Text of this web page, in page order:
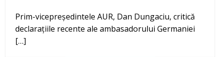
Prim-vicepreședintele AUR, Dan Dungaciu, critică
declarațiile recente ale ambasadorului Germaniei
[…]